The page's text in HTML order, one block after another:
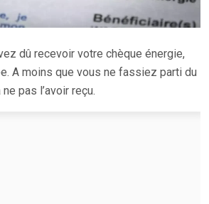
dû recevoir votre chèque énergie,
A moins que vous ne fassiez parti du
pas l’avoir reçu.